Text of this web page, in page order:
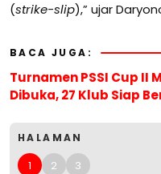
(strike-slip),” ujar
BACA JUGA:
Turnamen PSSI Cup II
Dibuka, 27 Klub Siap
HALAMAN
1 2 3